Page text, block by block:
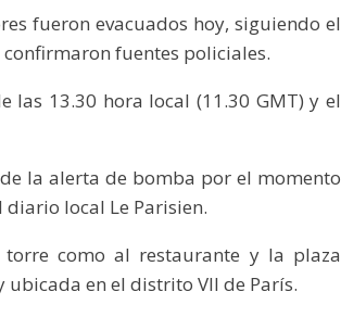
fueron evacuados hoy, siguiendo el
fuentes policiales.
13.30 hora local (11.30 GMT) y el
la alerta de bomba por el momento
local Le Parisien.
como al restaurante y la plaza
en el distrito VII de París.